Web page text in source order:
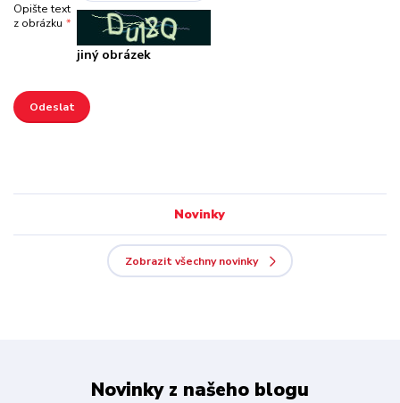
Novinky
Zobrazit všechny novinky
Opište text
z obrázku *
jiný obrázek
Novinky z našeho blogu